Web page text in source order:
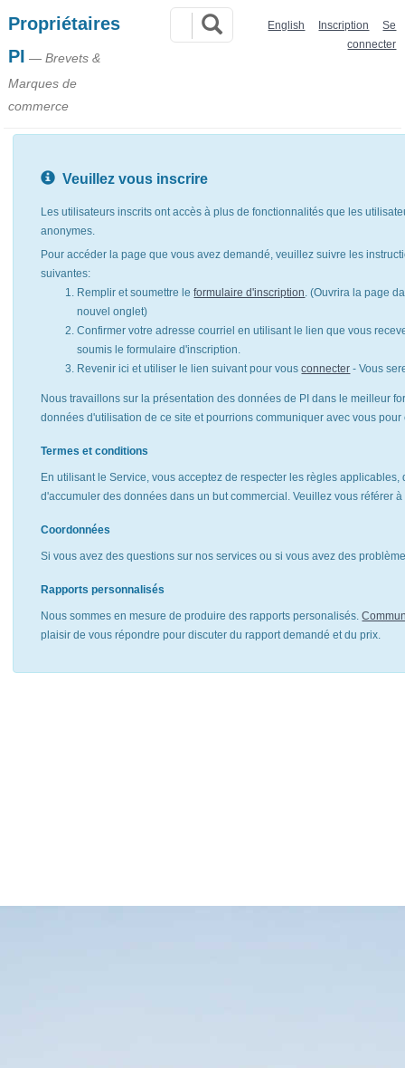
Propriétaires
PI — Brevets &
Marques de
commerce
English Inscription
Se
connecter
Veuillez vous inscrire
Les utilisateurs inscrits ont accès à plus de fonctionnalités que les
anonymes.
Pour accéder la page que vous avez demandé, veuillez suivre les
suivantes:
Remplir et soumettre leformulaire d'inscription. (Ouvrira la page
nouvel onglet)
Confirmer votre adresse courriel en utilisant le lien que vous
soumis le formulaire d'inscription.
Revenir ici et utiliser le lien suivant pour vousconnecter - Vous
Nous travaillons sur la présentation des données de PI dans le meilleur
données d'utilisation de ce site et pourrions communiquer avec vous
Termes et conditions
En utilisant le Service, vous acceptez de respecter les règles
d'accumuler des données dans un but commercial. Veuillez vous référer
Coordonnées
Si vous avez des questions sur nos services ou si vous avez des
Rapports personnalisés
Nous sommes en mesure de produire des rapports personalisés.
plaisir de vous répondre pour discuter du rapport demandé et du prix.